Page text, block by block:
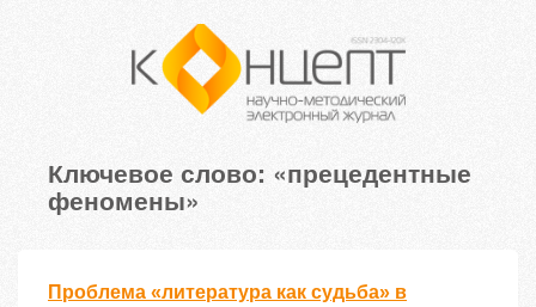
Ключевое слово: «прецедентные
феномены»
Проблема «литература как судьба» в